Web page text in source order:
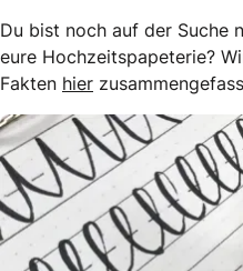
Du bist noch auf der Suche
eure Hochzeitspapeterie?
Fakten hier